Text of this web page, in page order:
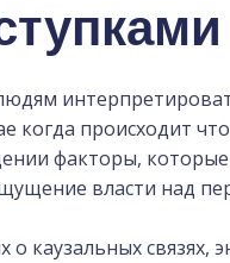
когда происходит
факторы, которые
власти над
каузальных